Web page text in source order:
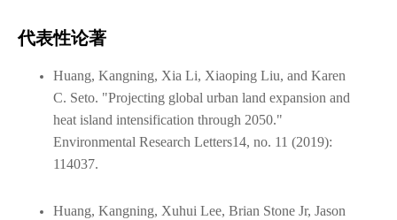
代表性论著
Huang, Kangning, Xia Li, Xiaoping Liu, and Karen
C. Seto. "Projecting global urban land expansion and
heat island intensification through 2050."
Environmental Research Letters14, no. 11 (2019):
114037.
Huang, Kangning, Xuhui Lee, Brian Stone Jr, Jason